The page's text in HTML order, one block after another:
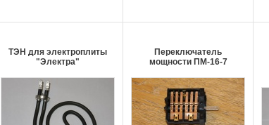
ТЭН для электроплиты
"Электра"
Переключатель
мощности ПМ-16-7